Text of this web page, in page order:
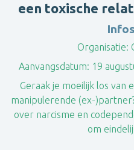
een toxische
Organisatie:
Aanvangsdatum: 19
Geraak je moeilijk los van
manipulerende (ex-
over narcisme en
om